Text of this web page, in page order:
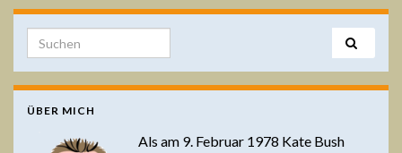
Search for:
ÜBER MICH
Als am 9. Februar 1978 Kate Bush